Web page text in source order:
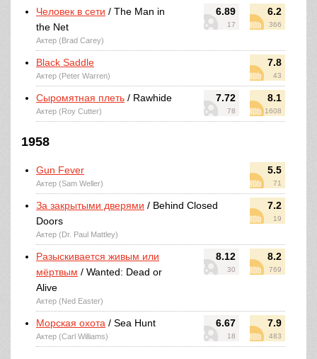
6.89
17
6.2
366
Человек в сети / The Man in
the Net
Актер (Brad Carey)
7.8
43
Black Saddle
Актер (Peter Warren)
7.72
78
8.1
1608
Сыромятная плеть / Rawhide
Актер (Roy Cutter)
1958
5.5
71
Gun Fever
Актер (Sam Weller)
7.2
19
За закрытыми дверями / Behind Closed
Doors
Актер (Dr. Paul Mattley)
8.12
30
8.2
769
Разыскивается живым или
мёртвым / Wanted: Dead or
Alive
Актер (Ned Easter)
6.67
18
7.9
483
Морская охота / Sea Hunt
Актер (Carl Williams)